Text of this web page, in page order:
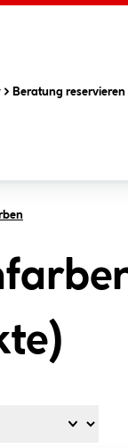
Beratung reservieren
)